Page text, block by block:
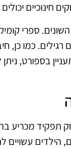
יכולים
ספרי
כמו כן,
בספורט,
תפקיד מכריע
הילדים עשויים